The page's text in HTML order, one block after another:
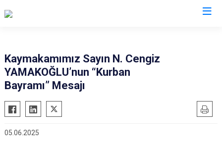
Ayrancı
Başyayla
Ermenek
Kaymakamımız Sayın N. Cengiz
YAMAKOĞLU’nun “Kurban
Bayramı” Mesajı
05.06.2025